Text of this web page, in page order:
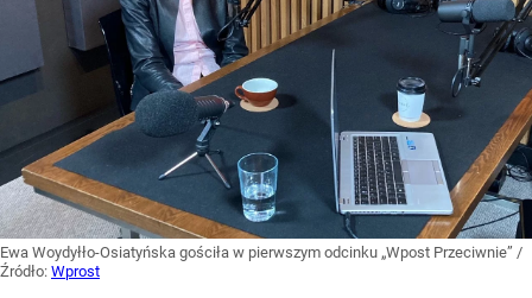
Ewa Woydyłło-Osiatyńska gościła w pierwszym odcinku „Wpost Przeciwnie” /
Źródło: Wprost